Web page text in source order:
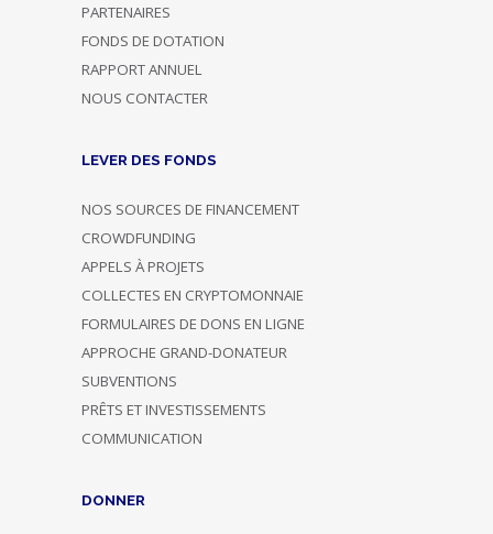
PARTENAIRES
FONDS DE DOTATION
RAPPORT ANNUEL
NOUS CONTACTER
LEVER DES FONDS
NOS SOURCES DE FINANCEMENT
CROWDFUNDING
APPELS À PROJETS
COLLECTES EN CRYPTOMONNAIE
FORMULAIRES DE DONS EN LIGNE
APPROCHE GRAND-DONATEUR
SUBVENTIONS
PRÊTS ET INVESTISSEMENTS
COMMUNICATION
DONNER